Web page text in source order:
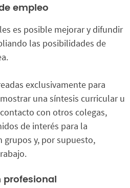
empleo
es posible mejorar y difundir
las posibilidades de
exclusivamente para
una síntesis curricular u
con otros colegas,
de interés para la
y, por supuesto,
profesional